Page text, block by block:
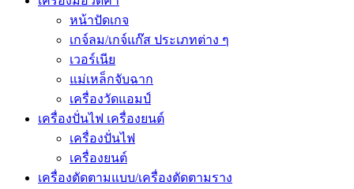
หน้าปัดเกจ
เกจ์ลม/เกจ์แก๊ส ประเภทต่าง ๆ
เวอร์เนีย
แม่เหล็กจับฉาก
เครื่องวัดแอมป์
เครื่องปั่นไฟ เครื่องยนต์
เครื่องปั่นไฟ
เครื่องยนต์
เครื่องตัดตามแบบ/เครื่องตัดตามราง